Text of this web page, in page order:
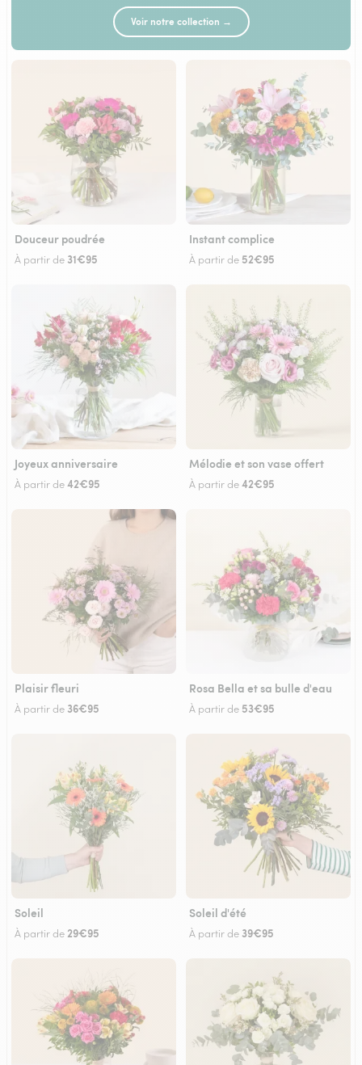
Voir notre collection →
Douceur poudrée
À partir de 31€95
Instant complice
À partir de 52€95
Joyeux anniversaire
À partir de42€95
Mélodie et son vase offert
À partir de42€95
Plaisir fleuri
À partir de 36€95
Rosa Bella et sa bulle d'eau
À partir de 53€95
Soleil
À partir de29€95
Soleil d'été
À partir de 39€95